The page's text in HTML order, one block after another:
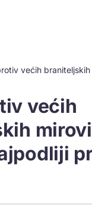
većih